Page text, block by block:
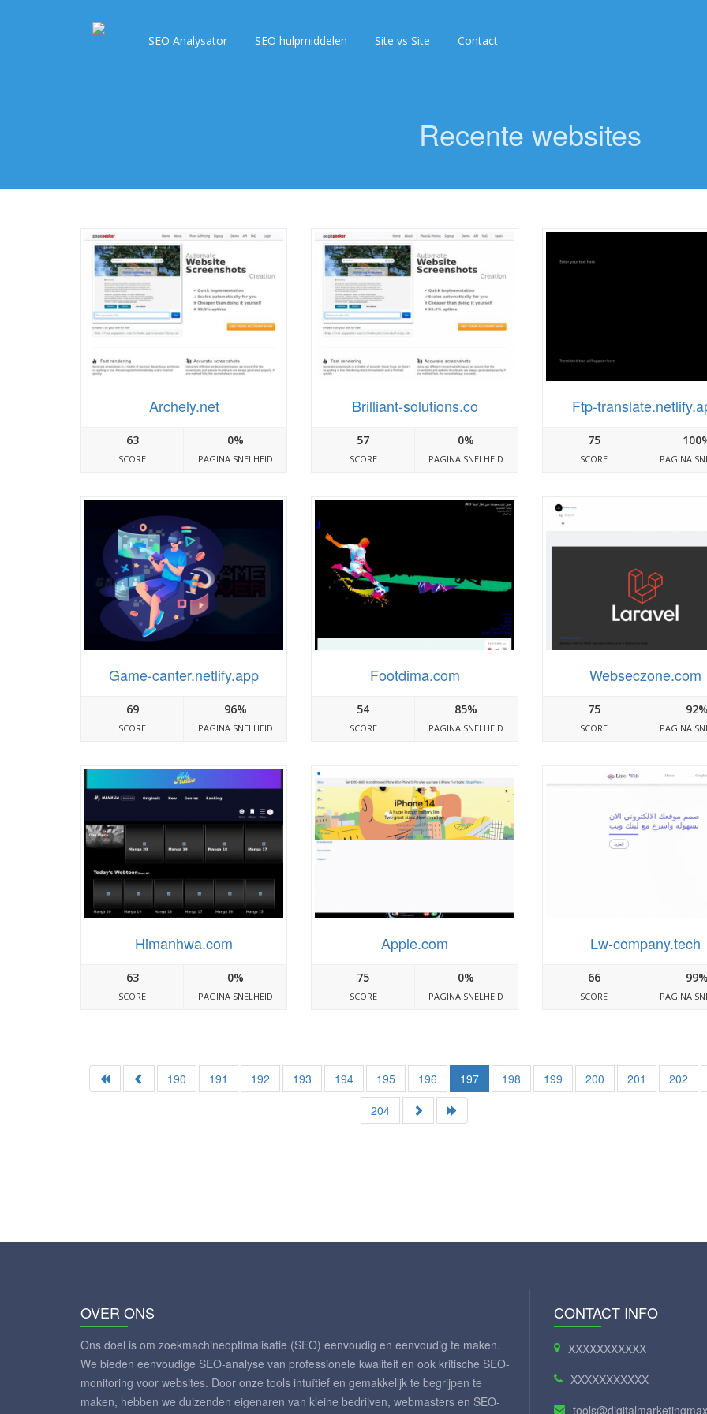
SEO Analysator SEO hulpmiddelen Site vs Site Contact
Recente websites
Archely.net
63
SCORE
0%
PAGINA SNELHEID
Brilliant-solutions.co
57
SCORE
0%
PAGINA SNELHEID
Ftp-
75
SCORE PAGINA
Game-canter.netlify.app
69
SCORE
96%
PAGINA SNELHEID
Footdima.com
54
SCORE
85%
PAGINA SNELHEID
Webseczone.com
75
SCORE
92%
PAGINA
Himanhwa.com
63
SCORE
0%
PAGINA SNELHEID
Apple.com
75
SCORE
0%
PAGINA SNELHEID
Lw-company.tech
66
SCORE
99%
PAGINA
190 191 192 193 194 195 196 197 198 199 200 201 202
204
OVER ONS
Ons doel is om zoekmachineoptimalisatie (SEO) eenvoudig en eenvoudig te maken.
We bieden eenvoudige SEO-analyse van professionele kwaliteit en ook kritische SEO-
monitoring voor websites. Door onze tools intuïtief en gemakkelijk te begrijpen te
maken, hebben we duizenden eigenaren van kleine bedrijven, webmasters en SEO-
CONTACT INFO
XXXXXXXXXXX
XXXXXXXXXXX